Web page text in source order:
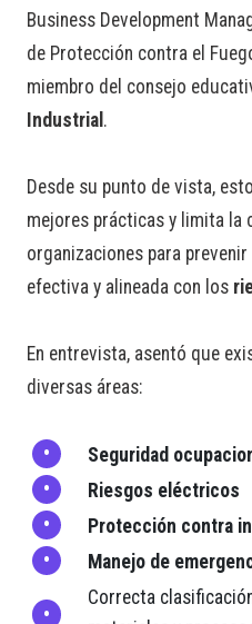
Business Development
de Protección contra el
miembro del consejo
Industrial .
Desde su punto de vista,
mejores prácticas y limita la
organizaciones para
efectiva y alineada con los
En entrevista, asentó que
diversas áreas:
Seguridad
Riesgos eléctricos
Protección contra
Manejo de
Correcta